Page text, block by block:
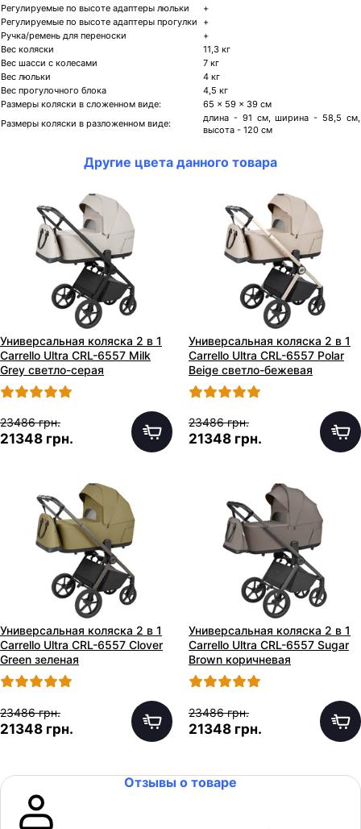
Регулируемые по высоте адаптеры люльки
+
Регулируемые по высоте адаптеры прогулки
+
Ручка/ремень для переноски
+
Вес коляски
11,3 кг
Вес шасси с колесами
7 кг
Вес люльки
4 кг
Вес прогулочного блока
4,5 кг
Размеры коляски в сложенном виде:
65 × 59 × 39 см
Размеры коляски в разложенном виде:
длина - 91 см, ширина - 58,5 см,
высота - 120 см
Другие цвета данного товара
Универсальная коляска 2 в 1
Carrello Ultra CRL-6557 Milk
Grey светло-серая
23486 грн.
21348 грн.
Универсальная коляска 2 в 1
Carrello Ultra CRL-6557 Polar
Beige светло-бежевая
23486 грн.
21348 грн.
Универсальная коляска 2 в 1
Carrello Ultra CRL-6557 Clover
Green зеленая
23486 грн.
21348 грн.
Универсальная коляска 2 в 1
Carrello Ultra CRL-6557 Sugar
Brown коричневая
23486 грн.
21348 грн.
Отзывы о товаре